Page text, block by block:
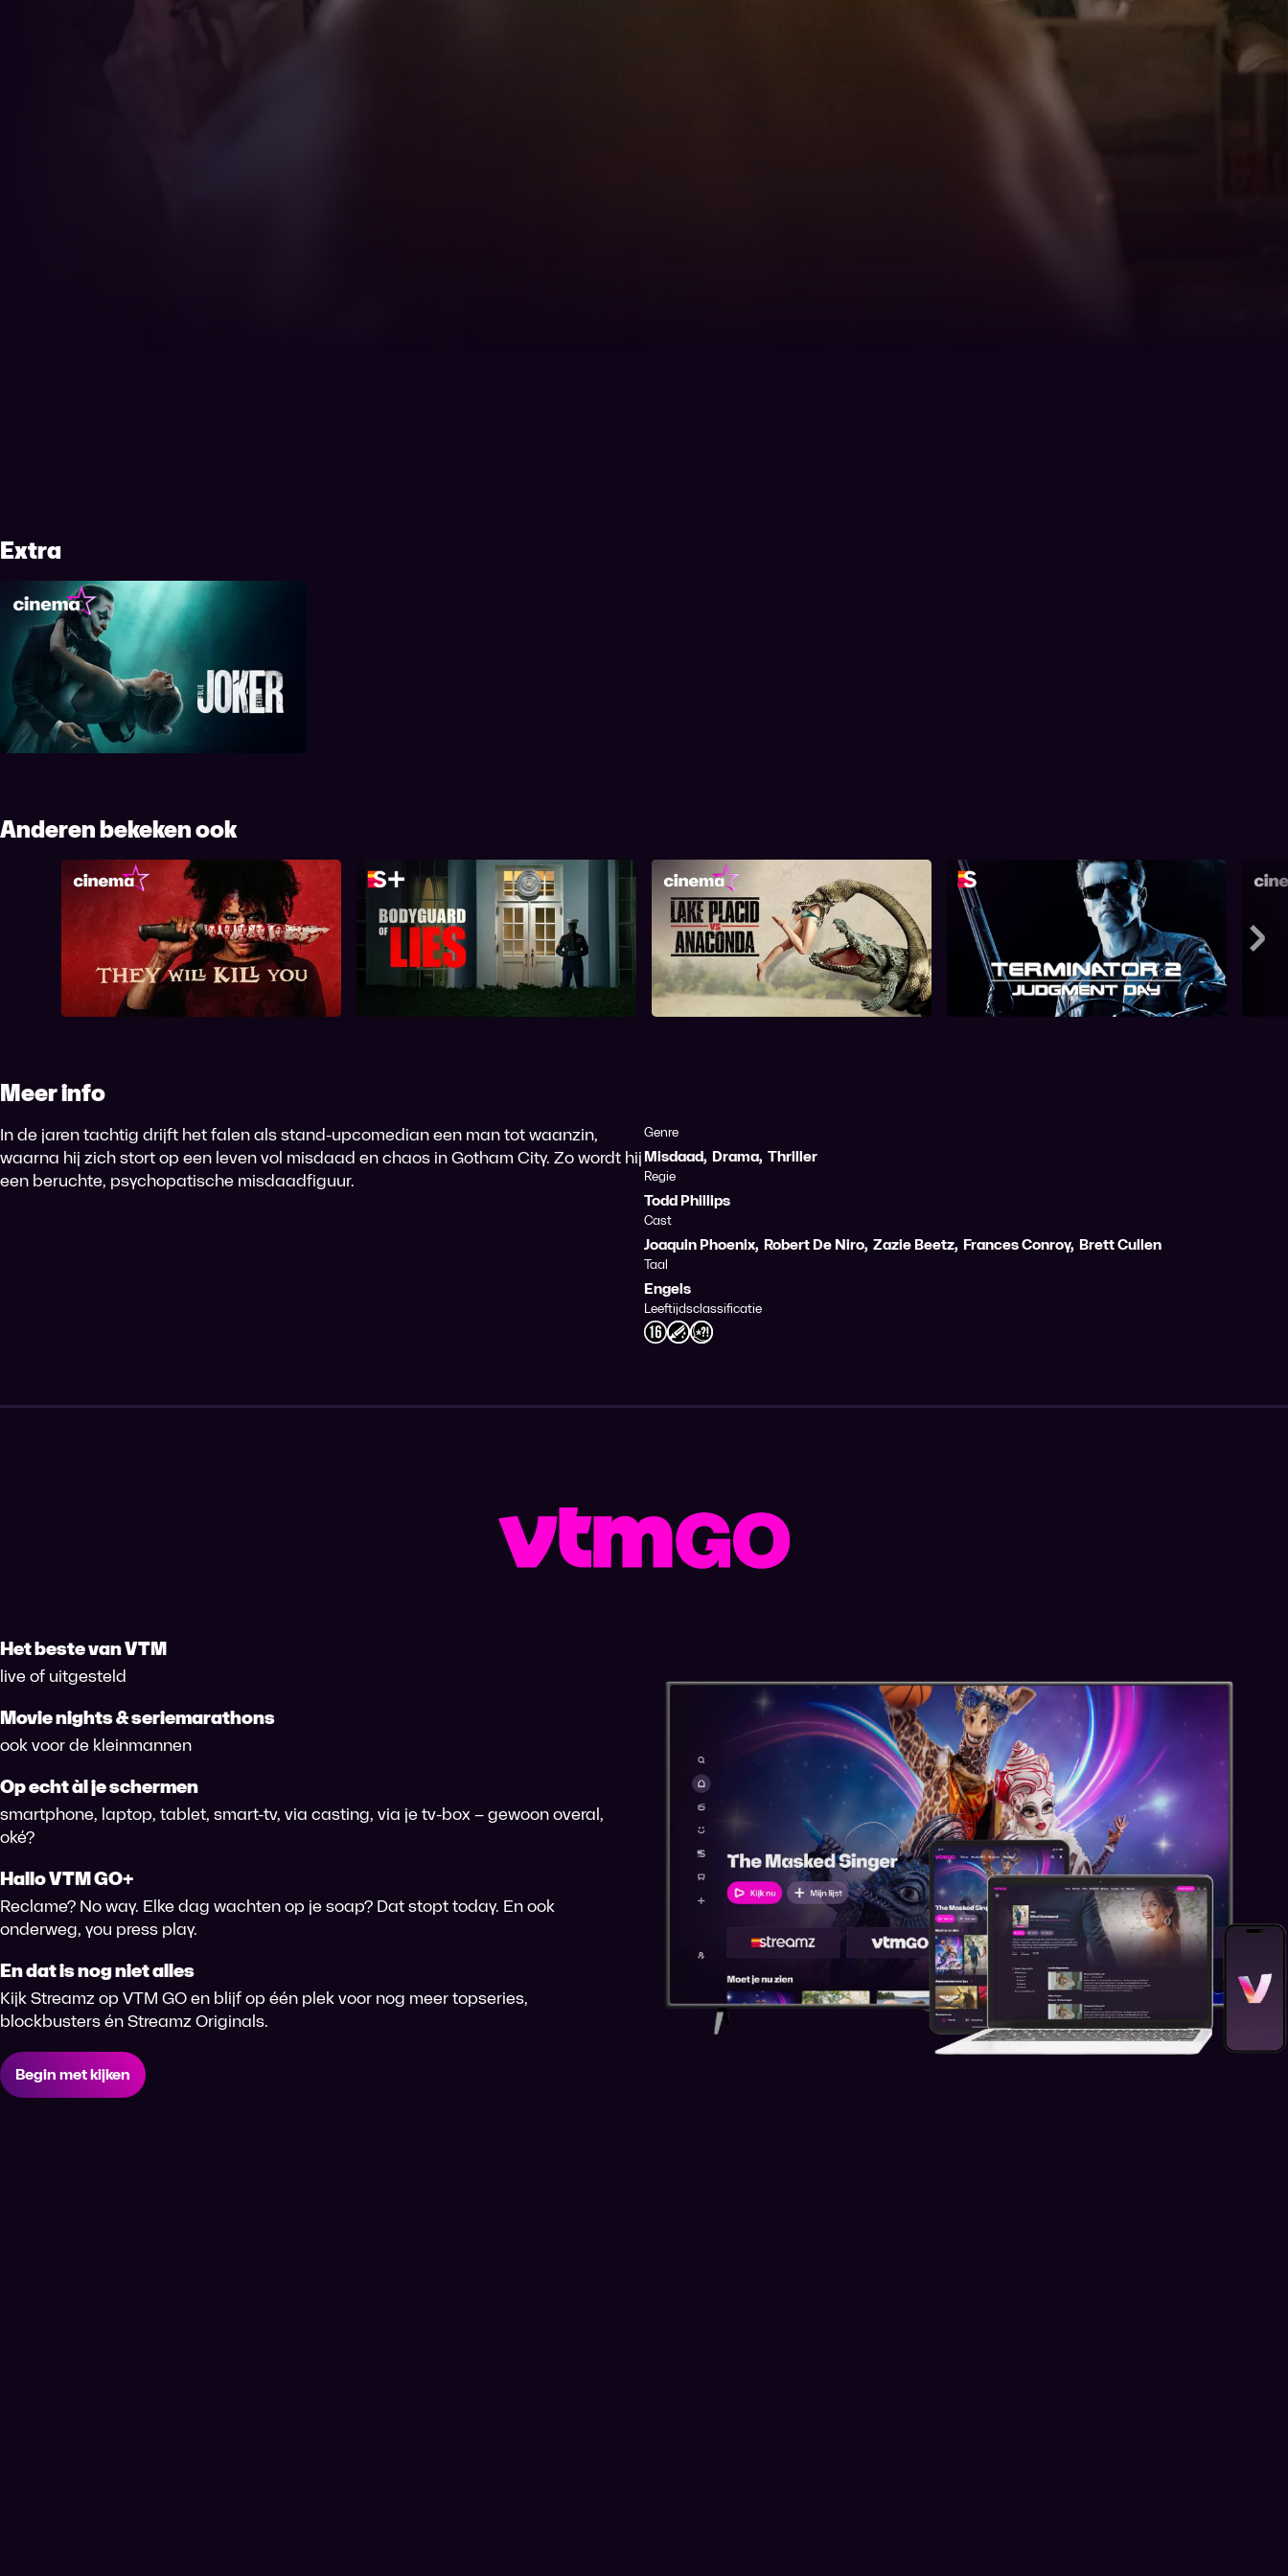
Extra
Joker: Folie à Deux
Anderen bekeken ook
They Will Kill You Bodyguard of Lies Lake Placid Vs Anaconda Terminator 2: Judgment Day
Meer info
In de jaren tachtig drijft het falen als stand-upcomedian een man tot waanzin,
waarna hij zich stort op een leven vol misdaad en chaos in Gotham City. Zo wordt hij
een beruchte, psychopatische misdaadfiguur.
Genre
Misdaad, Drama, Thriller
Regie
Todd Phillips
Cast
Joaquin Phoenix, Robert De Niro, Zazie Beetz, Frances Conroy, Brett Cullen
Taal
Engels
Leeftijdsclassificatie
Het beste van VTM
live of uitgesteld
Movie nights & seriemarathons
ook voor de kleinmannen
Op echt àl je schermen
smartphone, laptop, tablet, smart-tv, via casting, via je tv-box – gewoon overal,
oké?
Hallo VTM GO+
Reclame? No way. Elke dag wachten op je soap? Dat stopt today. En ook
onderweg, you press play.
En dat is nog niet alles
Kijk Streamz op VTM GO en blijf op één plek voor nog meer topseries,
blockbusters én Streamz Originals.
Begin met kijken